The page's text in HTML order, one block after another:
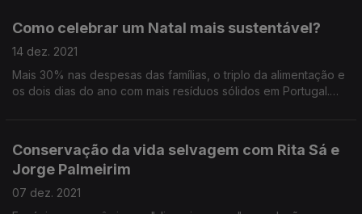
Como celebrar um Natal mais sustentável?
14 dez. 2021
Mais 30% nas despesas das famílias, o triplo da alimentação e
os dois dias do ano com mais resíduos sólidos em Portugal.
Conservação da vida selvagem com Rita Sá e
Jorge Palmeirim
07 dez. 2021